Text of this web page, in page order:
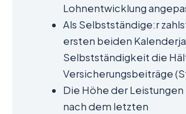
Lohnentwicklung
Als Selbstständige:r
ersten beiden
Selbstständigkeit die
Versicherungsbeiträge
Die Höhe der
nach dem letzten